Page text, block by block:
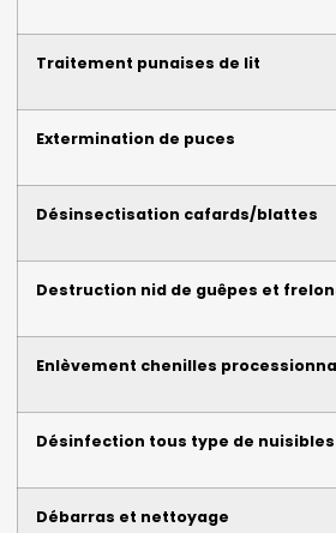
Traitement punaises de lit
Extermination de puces
Désinsectisation cafards/blattes
Destruction nid de guêpes et
Enlèvement chenilles
Désinfection tous type de nuisibles
Débarras et nettoyage